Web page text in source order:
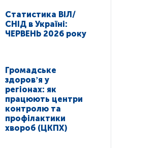
Статистика ВІЛ/
СНІД в Україні:
ЧЕРВЕНЬ 2026 року
Громадське
здоровʼя у
регіонах: як
працюють центри
контролю та
профілактики
хвороб (ЦКПХ)